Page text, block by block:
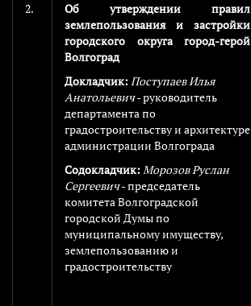
2.
Об утверждении правил
землепользования и застройки
городского округа город-герой
Волгоград
Докладчик: Поступаев Илья
Анатольевич- руководитель
департамента по
градостроительству и архитектуре
администрации Волгограда
Содокладчик: Морозов Руслан
Сергеевич- председатель
комитета Волгоградской
городской Думы по
муниципальному имуществу,
землепользованию и
градостроительству